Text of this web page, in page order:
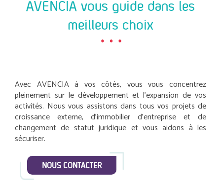
AVENCIA vous guide dans les
meilleurs choix
Avec AVENCIA à vos côtés, vous vous concentrez
pleinement sur le développement et l’expansion de vos
activités. Nous vous assistons dans tous vos projets de
croissance externe, d’immobilier d’entreprise et de
changement de statut juridique et vous aidons à les
sécuriser.
NOUS CONTACTER